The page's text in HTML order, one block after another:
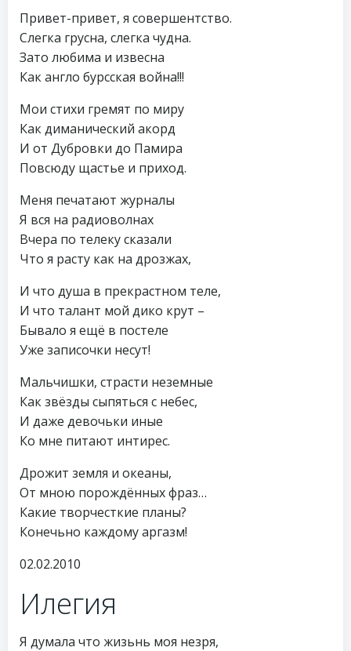
Привет-привет, я совершентство.
Слегка грусна, слегка чудна.
Зато любима и извесна
Как англо бурсская война!!!
Мои стихи гремят по миру
Как диманический акорд
И от Дубровки до Памира
Повсюду щастье и приход.
Меня печатают журналы
Я вся на радиоволнах
Вчера по телеку сказали
Что я расту как на дрозжах,
И что душа в прекрастном теле,
И что талант мой дико крут –
Бывало я ещё в постеле
Уже записочки несут!
Мальчишки, страсти неземные
Как звёзды сыпяться с небес,
И даже девочьки иные
Ко мне питают интирес.
Дрожит земля и океаны,
От мною порождённых фраз…
Какие творчесткие планы?
Конечьно каждому аргазм!
02.02.2010
Илегия
Я думала что жизьнь моя незря,